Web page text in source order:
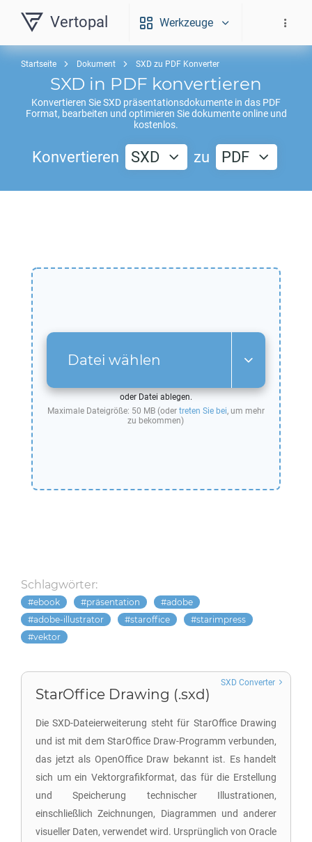
Vertopal Werkzeuge
Startseite Dokument SXD zu PDF Konverter
SXD in PDF konvertieren
Konvertieren SieSXD präsentationsdokumente in das PDF
Format, bearbeiten und optimieren Sie dokumente online und
kostenlos.
Konvertieren SXD zu PDF
Datei wählen
oder Datei ablegen.
Maximale Dateigröße: 50 MB (oder treten Sie bei, um mehr
zu bekommen)
Schlagwörter:
ebook präsentation
adobe
adobe-illustrator
staroffice
starimpress
vektor
StarOffice Drawing (.sxd)
Die SXD-Dateierweiterung steht für StarOffice Drawing
und ist mit dem StarOffice Draw-Programm verbunden,
das jetzt als OpenOffice Draw bekannt ist. Es handelt
sich um ein Vektorgrafikformat, das für die Erstellung
und Speicherung technischer Illustrationen,
einschließlich Zeichnungen, Diagrammen und anderer
visueller Daten, verwendet wird. Ursprünglich von Oracle
SXD Converter